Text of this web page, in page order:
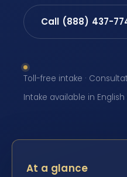
Call (888) 437-
Toll-free intake ·
Intake available in
At a glance